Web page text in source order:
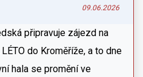
09.06.2026
připravuje zájezd na
do Kroměříže, a to dne
hala se promění ve